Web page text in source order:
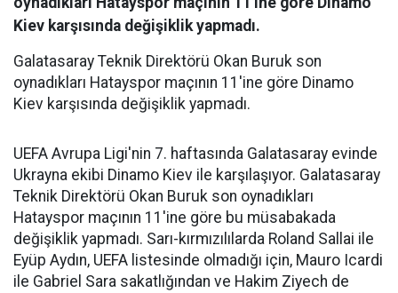
Kiev karşısında değişiklik yapmadı.
Galatasaray Teknik Direktörü Okan Buruk son
oynadıkları Hatayspor maçının 11'ine göre Dinamo
Kiev karşısında değişiklik yapmadı.
UEFA Avrupa Ligi'nin 7. haftasında Galatasaray evinde
Ukrayna ekibi Dinamo Kiev ile karşılaşıyor. Galatasaray
Teknik Direktörü Okan Buruk son oynadıkları
Hatayspor maçının 11'ine göre bu müsabakada
değişiklik yapmadı. Sarı-kırmızılılarda Roland Sallai ile
Eyüp Aydın, UEFA listesinde olmadığı için, Mauro Icardi
ile Gabriel Sara sakatlığından ve Hakim Ziyech de